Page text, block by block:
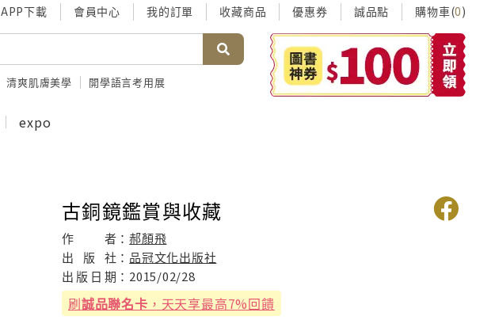
APP下載 會員中心 我的訂單 收藏商品 優惠券 誠品點 購物車(0)
清爽肌膚美學 開學語言考用展
expo
古銅鏡鑑賞與收藏
作 者：郝顏飛
出
版 社： 品冠文化出版社
出 版 日 期： 2015/02/28
刷誠品聯名卡 ，天天享最高7%回饋